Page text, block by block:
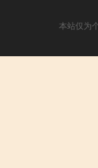
本站仅为